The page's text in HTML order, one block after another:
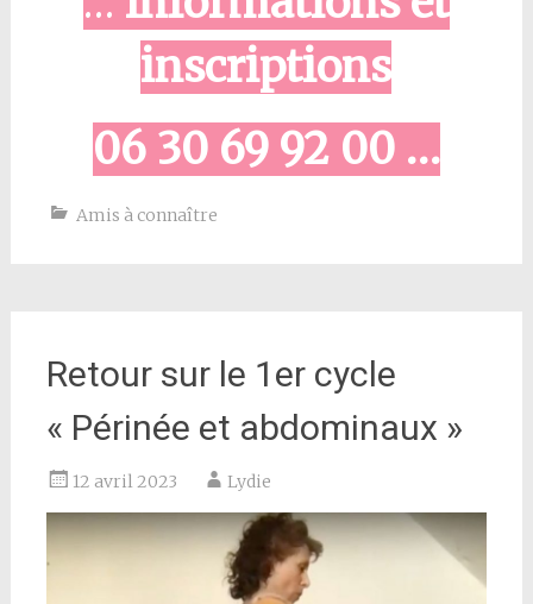
inscriptions
06 30 69 92 00 …
Amis à connaître
Retour sur le 1er cycle
« Périnée et abdominaux »
12 avril 2023 Lydie